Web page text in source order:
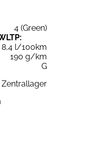
4 (Green)
8,4 l/100km
190 g/km
G
Zentrallager